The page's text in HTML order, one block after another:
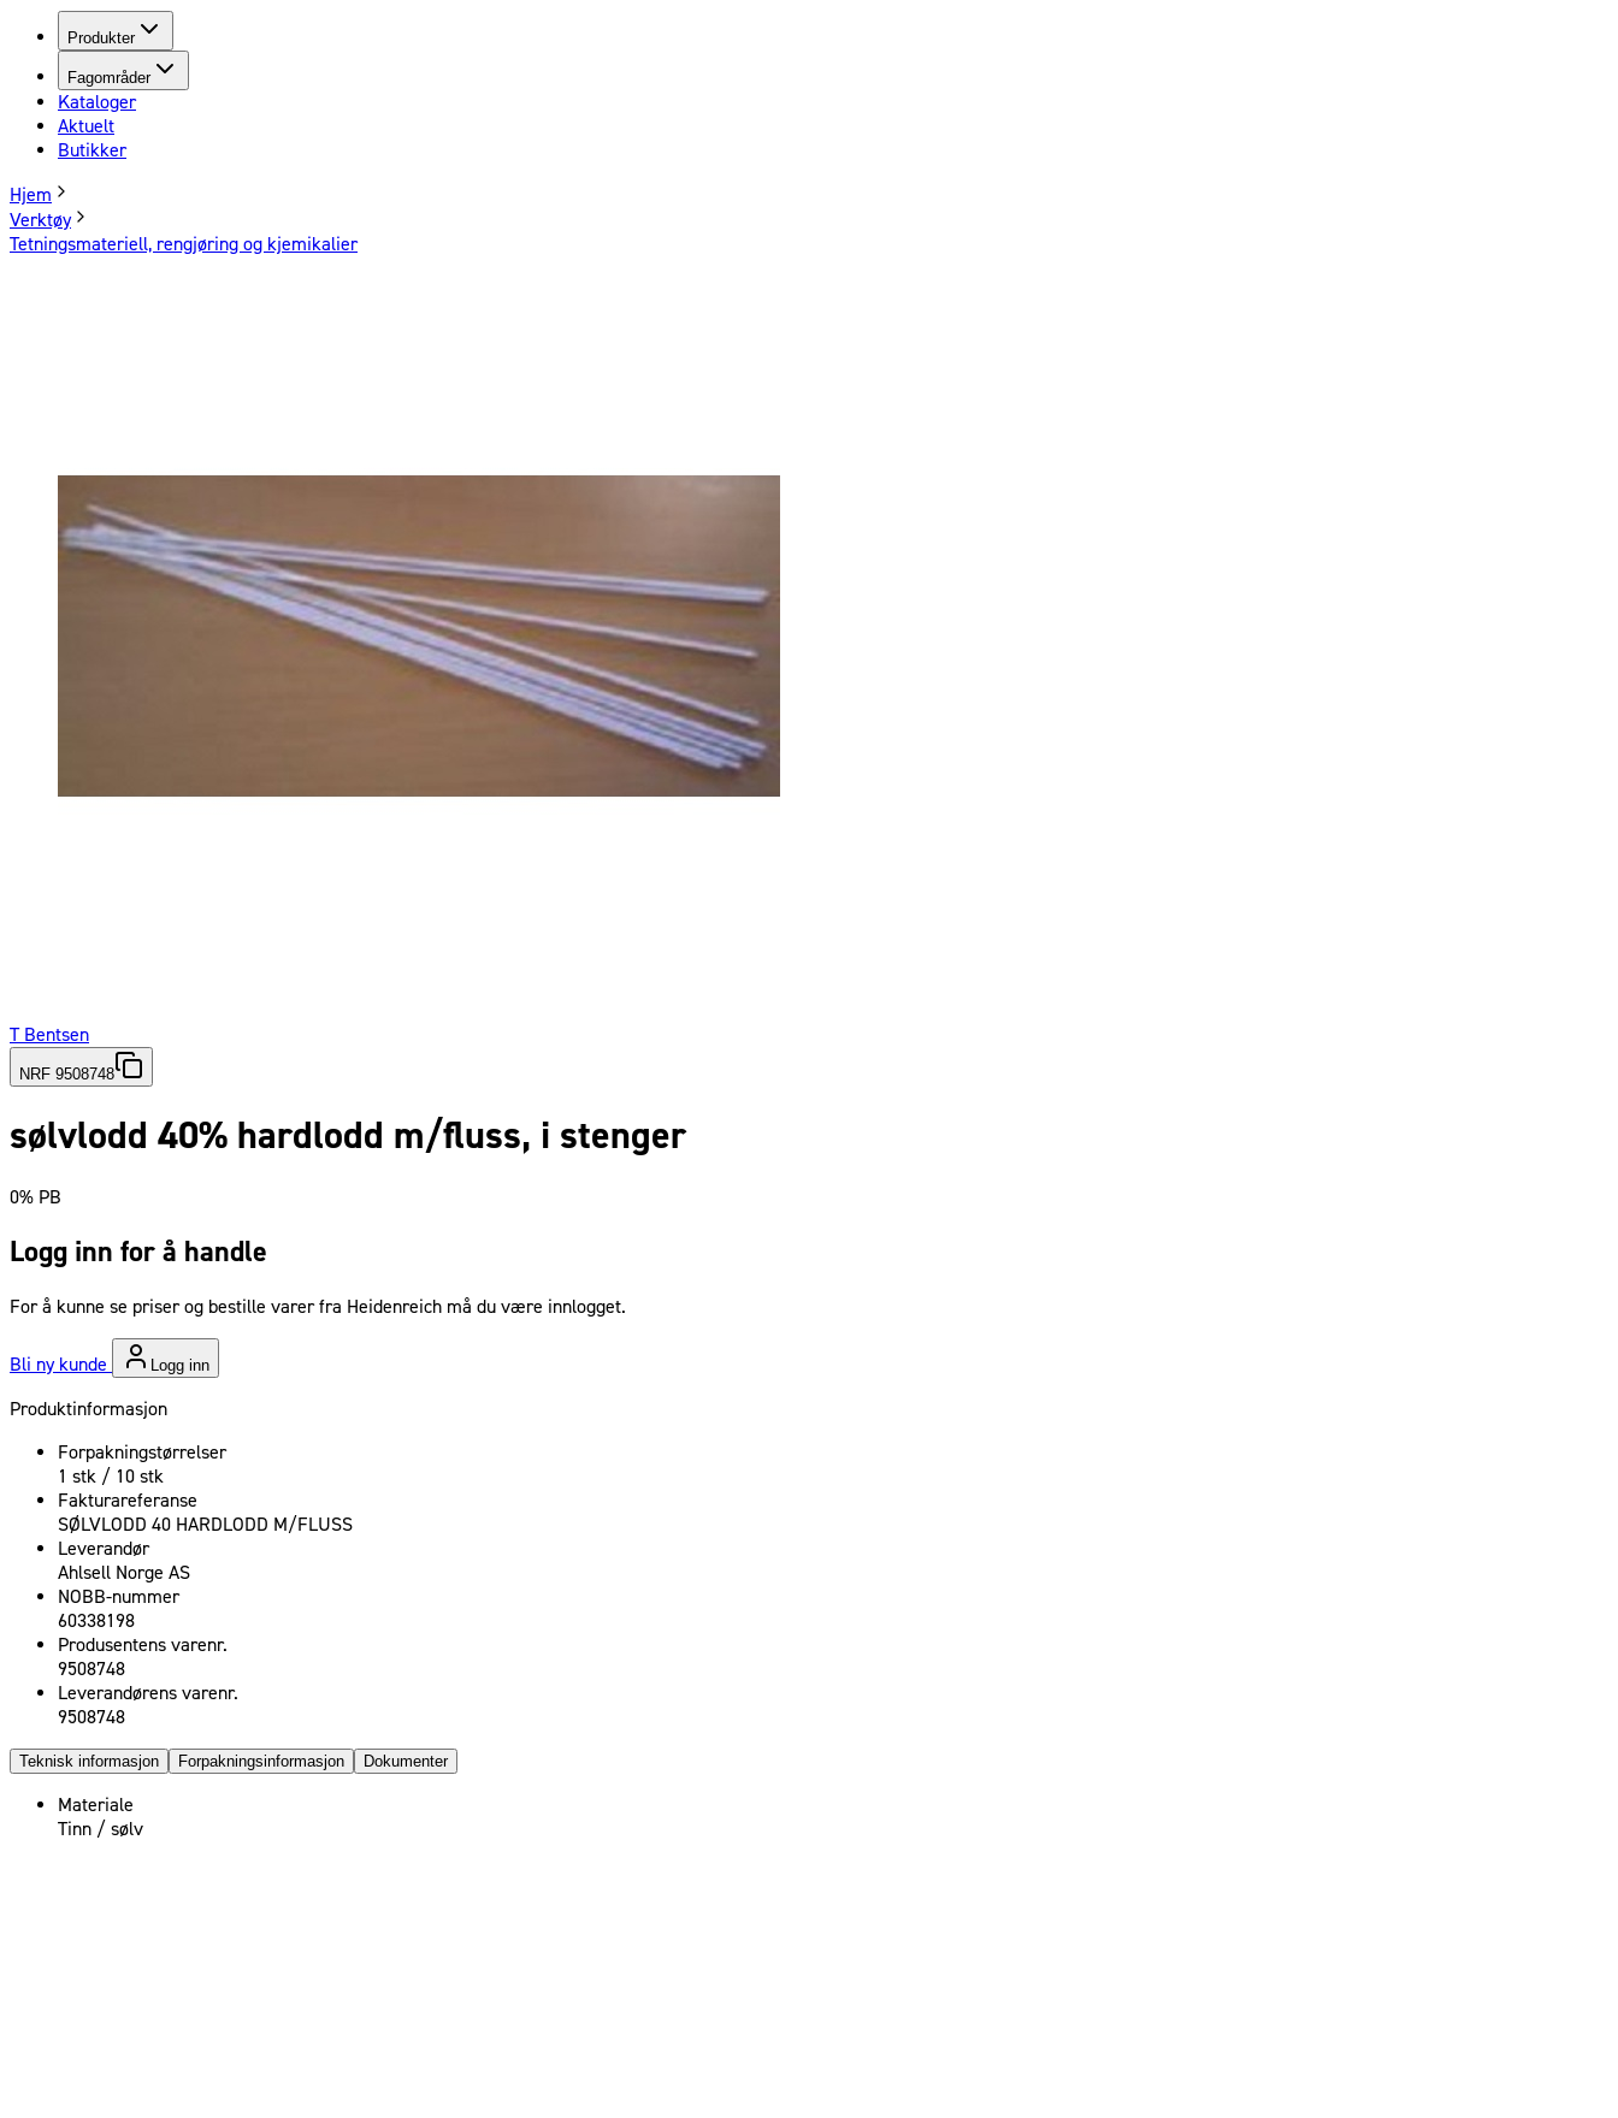
Produkter
Fagområder
Kataloger
Aktuelt
Butikker
Hjem
Verktøy
Tetningsmateriell, rengjøring og kjemikalier
T Bentsen
NRF 9508748
sølvlodd 40% hardlodd m/fluss, i stenger
0% PB
Logg inn for å handle
For å kunne se priser og bestille varer fra Heidenreich må du være innlogget.
Bli ny kunde Logg inn
Produktinformasjon
Forpakningstørrelser
1 stk / 10 stk
Fakturareferanse
SØLVLODD 40 HARDLODD M/FLUSS
Leverandør
Ahlsell Norge AS
NOBB-nummer
60338198
Produsentens varenr.
9508748
Leverandørens varenr.
9508748
Teknisk informasjon Forpakningsinformasjon Dokumenter
Materiale
Tinn / sølv